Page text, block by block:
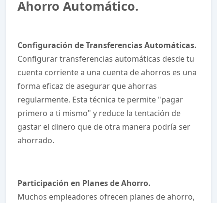
Ahorro Automático.
Configuración de Transferencias Automáticas.
Configurar transferencias automáticas desde tu
cuenta corriente a una cuenta de ahorros es una
forma eficaz de asegurar que ahorras
regularmente. Esta técnica te permite "pagar
primero a ti mismo" y reduce la tentación de
gastar el dinero que de otra manera podría ser
ahorrado.
Participación en Planes de Ahorro.
Muchos empleadores ofrecen planes de ahorro,